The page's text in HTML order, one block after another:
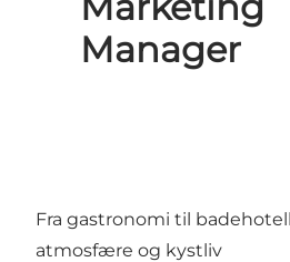
Manager
Fra gastronomi til
atmosfære og kystliv